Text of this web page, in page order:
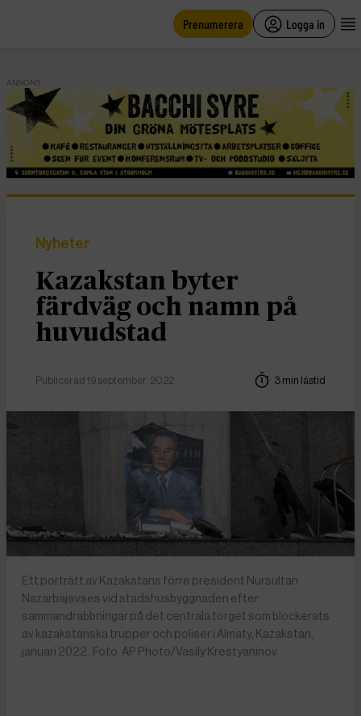
Prenumerera Logga in
ANNONS
Nyheter
Kazakstan byter
färdväg och namn på
huvudstad
Publicerad 19 september, 2022 3 min lästid
Ett porträtt av Kazakstans förre president Nursultan
Nazarbajevses vid stadshusbyggnaden efter
sammandrabbningar på det centrala torget som blockerats
av kazakstanska trupper och poliser i Almaty, Kazakstan,
januari 2022. Foto. AP Photo/Vasily Krestyaninov